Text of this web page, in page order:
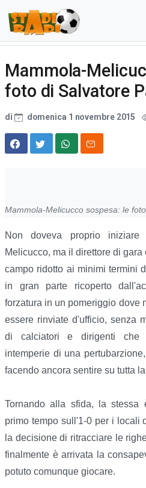
Mammola-
foto di Salvatore
di domenica 1 novembre 2015
Mammola-Melicucco sospesa: le
Non doveva proprio
Melicucco, ma il direttore di
campo ridotto ai minimi termini
in gran parte ricoperto
forzatura in un pomeriggio dove
essere rinviate d'ufficio, senza
di calciatori e dirigenti che
intemperie di una
facendo ancora sentire su tutta
Tornando alla sfida, la stessa
primo tempo sull'1-0 per i locali
la decisione di ritracciare le
finalmente è arrivata la
potuto comunque giocare.